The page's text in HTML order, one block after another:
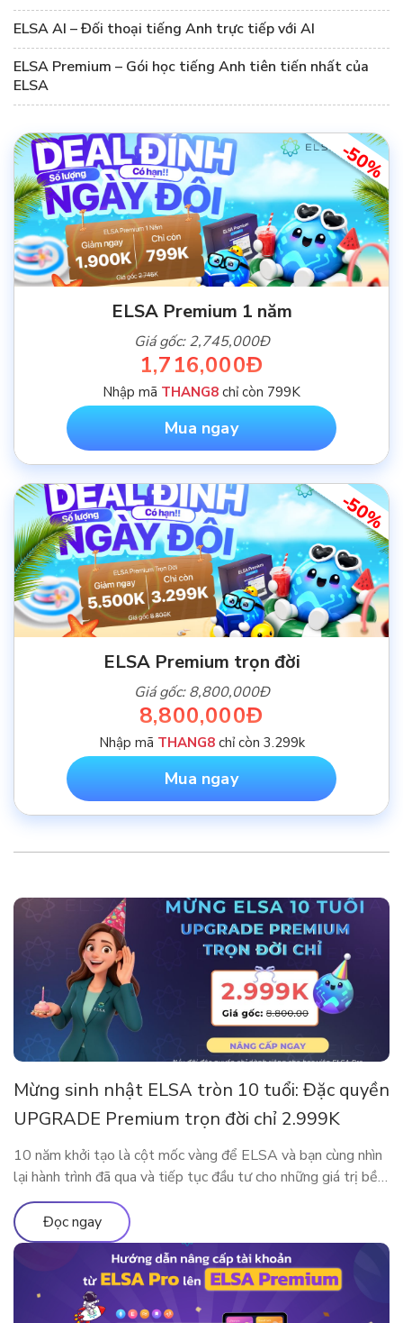
ELSA AI – Đối thoại tiếng Anh trực tiếp với AI
ELSA Premium – Gói học tiếng Anh tiên tiến nhất của
ELSA
-50%
ELSA Premium 1 năm
Giá gốc: 2,745,000Đ
1,716,000Đ
Nhập mã THANG8 chỉ còn 799K
Mua ngay
-50%
ELSA Premium trọn đời
Giá gốc: 8,800,000Đ
8,800,000Đ
Nhập mã THANG8chỉ còn 3.299k
Mua ngay
Mừng sinh nhật ELSA tròn 10 tuổi: Đặc quyền
UPGRADE Premium trọn đời chỉ 2.999K
10 năm khởi tạo là cột mốc vàng để ELSA và bạn cùng nhìn
lại hành trình đã qua và tiếp tục đầu tư cho những giá trị bền
vững. Nhân dịp kỷ niệm sinh nhật thập kỷ rực rỡ, ELSA
Speak mang đến đặc quyền nâng cấp lớn nhất từ trước đến
nay, dành […]
Đọc ngay